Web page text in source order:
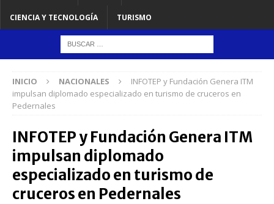
CIENCIA Y TECNOLOGÍA TURISMO
INICIO NACIONALES
INFOTEP y Fundación Genera ITM
impulsan diplomado especializado en turismo de cruceros en
Pedernales
INFOTEP y Fundación Genera ITM
impulsan diplomado
especializado en turismo de
cruceros en Pedernales